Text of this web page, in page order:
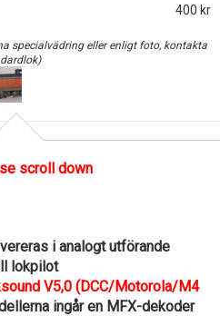
400 kr
specialvädring eller enligt foto, kontakta
scroll down
i analogt utförande
lokpilot
V5,0 (DCC/Motorola/M4
ingår en MFX-dekoder